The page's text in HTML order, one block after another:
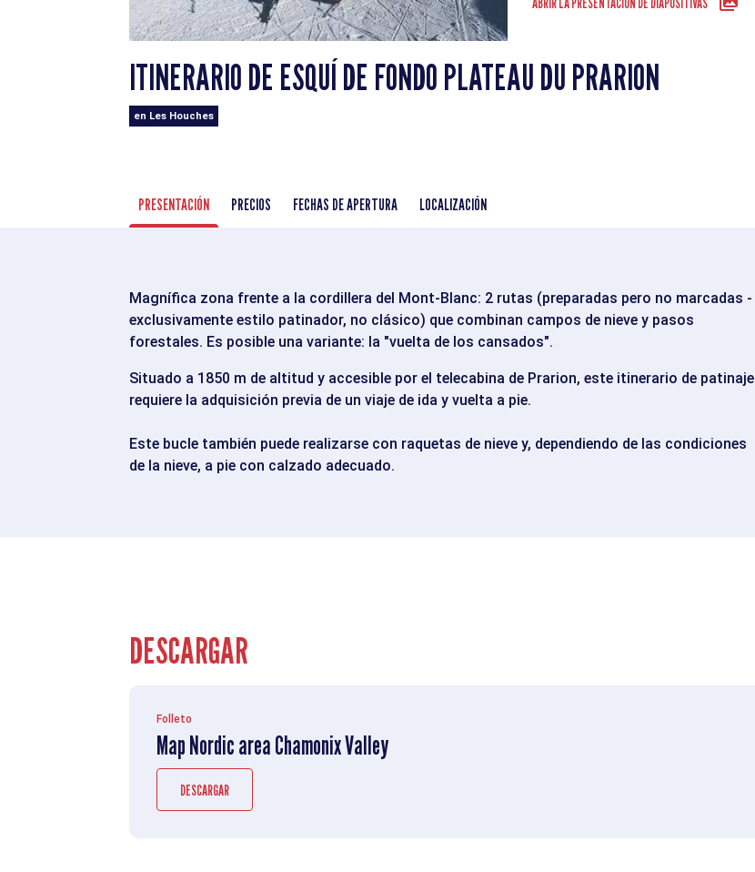
ITINERARIO DE ESQUÍ DE FONDO PLATEAU DU PRARION
en Les Houches
PRESENTACIÓN PRECIOS FECHAS DE APERTURA LOCALIZACIÓN
Magnífica zona frente a la cordillera del Mont-Blanc: 2 rutas (preparadas pero no marcadas -
exclusivamente estilo patinador, no clásico) que combinan campos de nieve y pasos
forestales. Es posible una variante: la "vuelta de los cansados".
Situado a 1850 m de altitud y accesible por el telecabina de Prarion, este itinerario de patinaje
requiere la adquisición previa de un viaje de ida y vuelta a pie.
Este bucle también puede realizarse con raquetas de nieve y, dependiendo de las condiciones
de la nieve, a pie con calzado adecuado.
DESCARGAR
Folleto
Map Nordic area Chamonix Valley
DESCARGAR